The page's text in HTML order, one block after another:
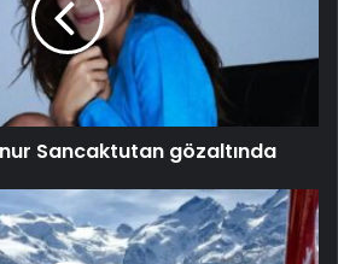
Sancaktutan gözaltında